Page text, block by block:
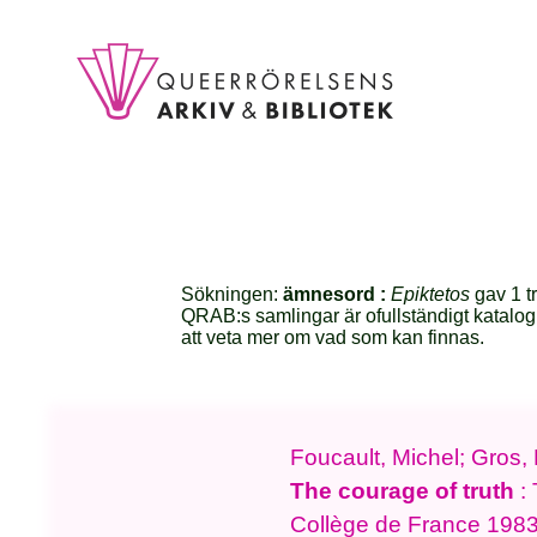
Sökningen:ämnesord :Epiktetos gav 1
QRAB:s samlingar är ofullständigt
att veta mer om vad som kan finnas.
Foucault, Michel;
The courage of truth :
Collège de France